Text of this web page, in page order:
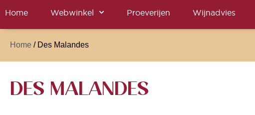
Home Webwinkel Proeverijen Wijnadvies
Home / Des Malandes
DES MALANDES